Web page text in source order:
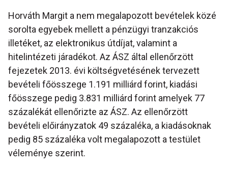
Horváth Margit a nem megalapozott bevételek közé
sorolta egyebek mellett a pénzügyi tranzakciós
illetéket, az elektronikus útdíjat, valamint a
hitelintézeti járadékot. Az ÁSZ által ellenőrzött
fejezetek 2013. évi költségvetésének tervezett
bevételi főösszege 1.191 milliárd forint, kiadási
főösszege pedig 3.831 milliárd forint amelyek 77
százalékát ellenőrizte az ÁSZ. Az ellenőrzött
bevételi előirányzatok 49 százaléka, a kiadásoknak
pedig 85 százaléka volt megalapozott a testület
véleménye szerint.